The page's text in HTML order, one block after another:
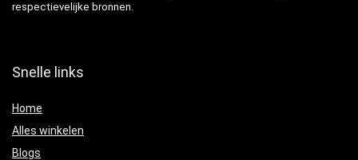
respectievelijke bronnen.
Snelle links
Home
Alles winkelen
Blogs